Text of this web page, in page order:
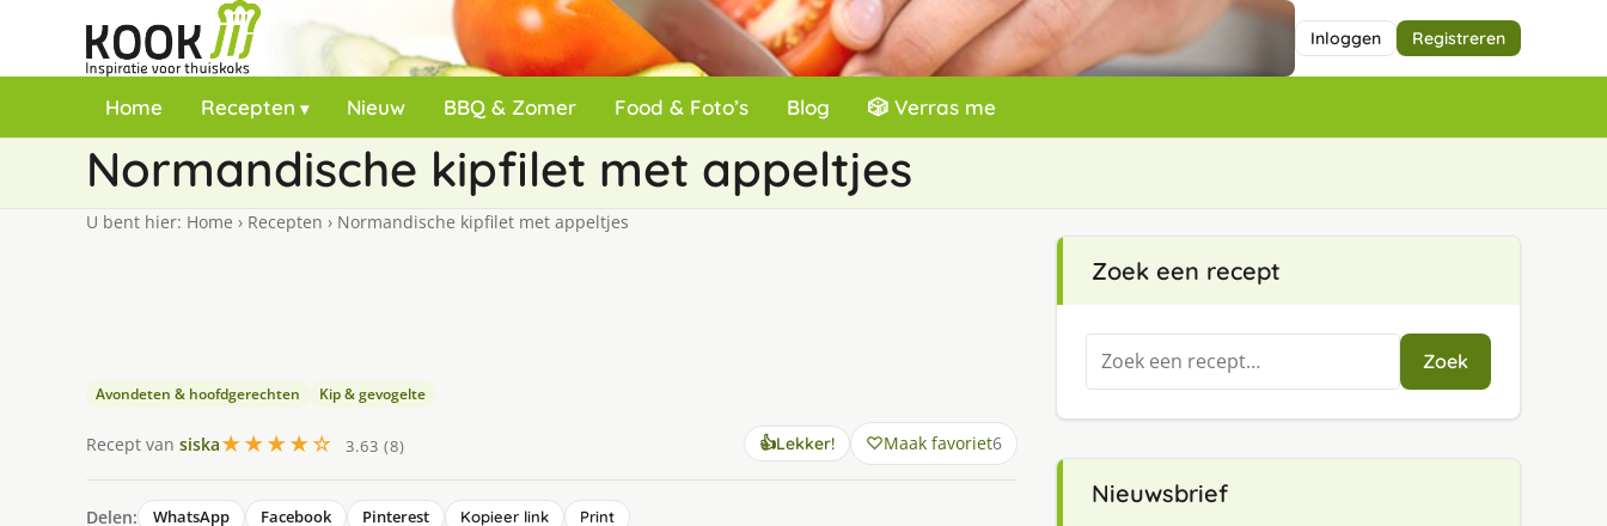
Inloggen Registreren
Home Recepten Nieuw BBQ & Zomer Food & Foto’s Blog 🎲 Verras me
Normandische kipfilet met appeltjes
U bent hier: Home › Recepten › Normandische kipfilet met appeltjes
Avondeten & hoofdgerechten Kip & gevogelte
Recept van siska★★★★☆ 3.63 (8) 👍Lekker! Maak favoriet6
Delen: WhatsApp Facebook Pinterest Kopieer link Print
Zoek een recept
Zoeken
naar:
Zoek
Nieuwsbrief